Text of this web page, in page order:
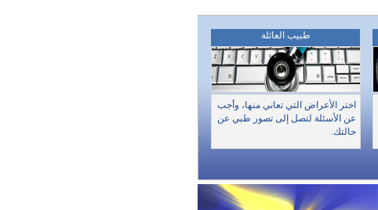
طبيب العائلة
اختر الأعراض التي تعاني منها، وأجب
عن الأسئلة لتصل إلى تصور طبي عن
حالتك.